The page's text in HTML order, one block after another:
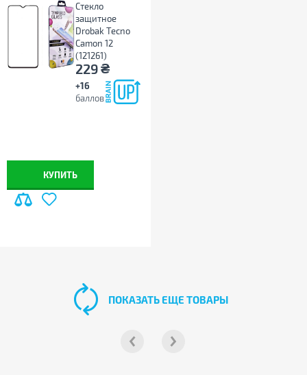
Стекло
защитное
Drobak Tecno
Camon 12
(121261)
229₴
+16
баллов
КУПИТЬ
ПОКАЗАТЬ ЕЩЕ ТОВАРЫ